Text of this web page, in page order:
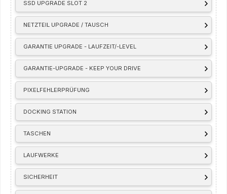
SSD UPGRADE SLOT 2
NETZTEIL UPGRADE / TAUSCH
GARANTIE UPGRADE - LAUFZEIT/-LEVEL
GARANTIE-UPGRADE - KEEP YOUR DRIVE
PIXELFEHLERPRÜFUNG
DOCKING STATION
TASCHEN
LAUFWERKE
SICHERHEIT